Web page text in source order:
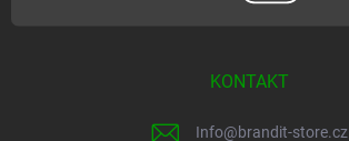
KONTAKT
Info@brandit-store.cz